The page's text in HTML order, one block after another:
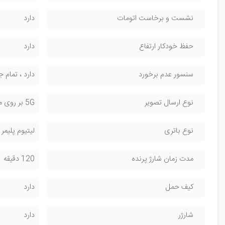
نشست و برخاست اتومات دارد
حفظ خودکار ارتفاع دارد
سنسور عدم برخورد دارد ، تمام
نوع ارسال تصویر 5G بر روی موبایل
نوع باتری لیتیوم پلیمر 2000 میلی آمپر
مدت زمان شارژ پرنده 120 دقیقه
کیف حمل دارد
شارژر دارد